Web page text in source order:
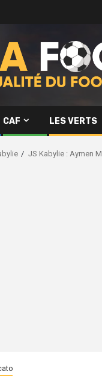
CAF LES VERTS
JS Kabylie : Aymen